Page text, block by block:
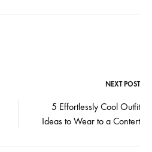
NEXT POST
5 Effortlessly Cool Outfit
Ideas to Wear to a Contert